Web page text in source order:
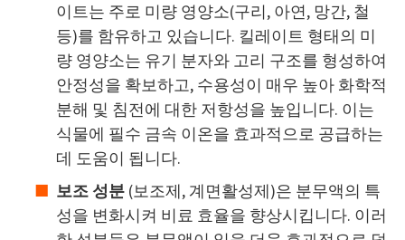
이트는 주로 미량 영양소(구리, 아연, 망간, 철
등)를 함유하고 있습니다. 킬레이트 형태의 미
량 영양소는 유기 분자와 고리 구조를 형성하여
안정성을 확보하고, 수용성이 매우 높아 화학적
분해 및 침전에 대한 저항성을 높입니다. 이는
식물에 필수 금속 이온을 효과적으로 공급하는
데 도움이 됩니다.
보조 성분(보조제, 계면활성제)은 분무액의 특
성을 변화시켜 비료 효율을 향상시킵니다. 이러